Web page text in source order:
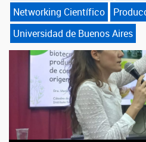
Networking Científico
Universidad de Buenos Aires